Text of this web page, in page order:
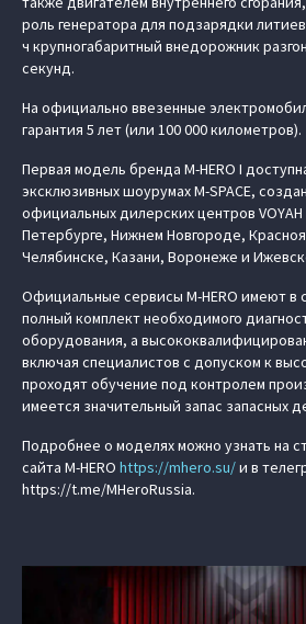
роль генератора для подзарядки
ч крупногабаритный внедорожник
секунд.
На официально ввезенные
гарантия 5 лет (или 100 000 километров).
Первая модель бренда M‑HERO I
эксклюзивных шоурумах M-SPACE,
официальных дилерских центров
Петербурге, Нижнем Новгороде,
Челябинске, Казани, Воронеже и
Официальные сервисы M‑HERO имеют в
полный комплект необходимого
оборудования, а
включая специалистов с допуском к
проходят обучение под контролем
имеется значительный запас запасных
Подробнее о моделях можно узнать на
сайта M‑HERO https://mhero.su/и в
https://t.me/MHeroRussia.